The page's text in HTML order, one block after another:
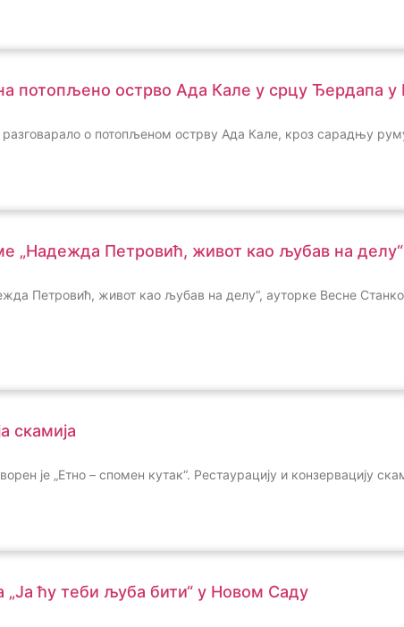
потопљено острво Ада Кале у срцу Ђердапа у
о потопљеном острву Ада Кале, кроз сарадњу
„Надежда Петровић, живот као љубав на
Петровић, живот као љубав на делу“, ауторке Весне
скамија
је „Етно – спомен кутак“. Рестаурацију и конзервацију
„Ја ћу теби љуба бити“ у Новом Саду